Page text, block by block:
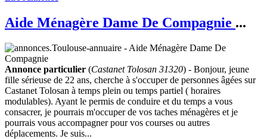
Aide Ménagère Dame De Compagnie ...
Annonce particulier (Castanet Tolosan 31320) - Bonjour, jeune
fille sérieuse de 22 ans, cherche à s'occuper de personnes âgées sur
Castanet Tolosan à temps plein ou temps partiel ( horaires
modulables). Ayant le permis de conduire et du temps a vous
consacrer, je pourrais m'occuper de vos taches ménagères et je
pourrais vous accompagner pour vos courses ou autres
déplacements. Je suis...